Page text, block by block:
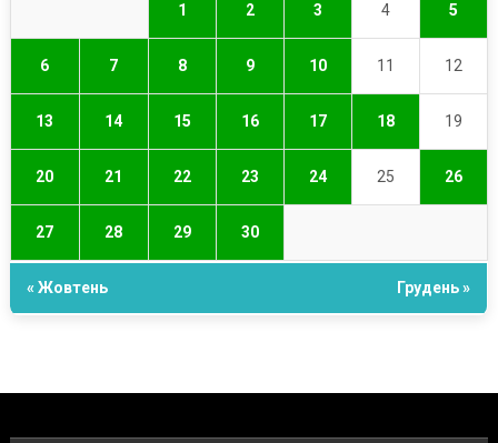
1 2 3 4 5
6 7 8 9 10 11 12
13 14 15 16 17 18 19
20 21 22 23 24 25 26
27 28 29 30
« Жовтень Грудень »